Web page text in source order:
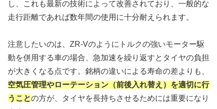
し、これも最新の技術によって改善されており、一般的な
走行距離であれば数年間の使用に十分耐えられます。
注意したいのは、ZR-Vのようにトルクの強いモーター駆
動を併用する車の場合、急加速を繰り返すとタイヤの負担
が大きくなる点です。銘柄の違いによる寿命の差よりも、
空気圧管理やローテーション（前後入れ替え）を適切に行
うことの方が、タイヤを長持ちさせるためには重要になり